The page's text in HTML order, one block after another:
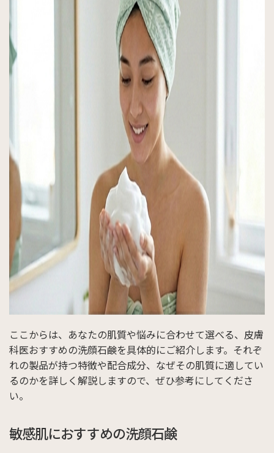
ここからは、あなたの肌質や悩みに合わせて選べる、皮膚
科医おすすめの洗顔石鹸を具体的にご紹介します。それぞ
れの製品が持つ特徴や配合成分、なぜその肌質に適してい
るのかを詳しく解説しますので、ぜひ参考にしてくださ
い。
敏感肌におすすめの洗顔石鹸